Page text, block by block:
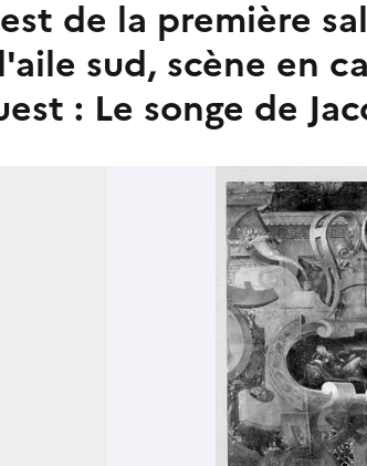
sud, scène en
: Le songe de